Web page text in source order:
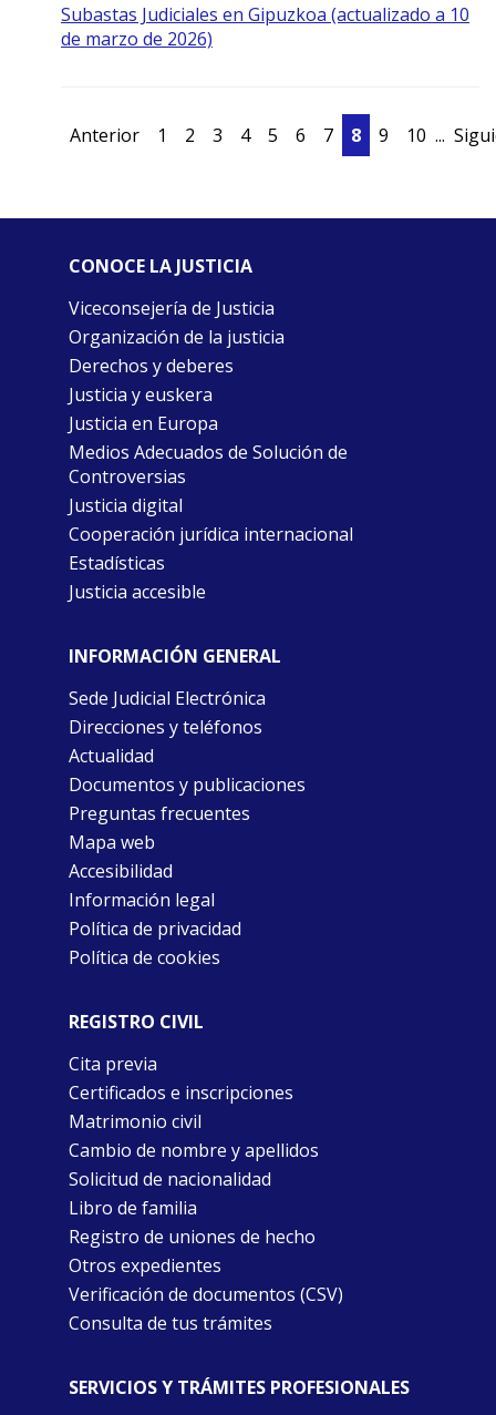
Subastas Judiciales en Gipuzkoa (actualizado a 10
de marzo de 2026)
Anterior 1 2 3 4 5 6 7 8 9 10 ...
CONOCE LA JUSTICIA
Viceconsejería de Justicia
Organización de la justicia
Derechos y deberes
Justicia y euskera
Justicia en Europa
Medios Adecuados de Solución de
Controversias
Justicia digital
Cooperación jurídica internacional
Estadísticas
Justicia accesible
INFORMACIÓN GENERAL
Sede Judicial Electrónica
Direcciones y teléfonos
Actualidad
Documentos y publicaciones
Preguntas frecuentes
Mapa web
Accesibilidad
Información legal
Política de privacidad
Política de cookies
REGISTRO CIVIL
Cita previa
Certificados e inscripciones
Matrimonio civil
Cambio de nombre y apellidos
Solicitud de nacionalidad
Libro de familia
Registro de uniones de hecho
Otros expedientes
Verificación de documentos (CSV)
Consulta de tus trámites
SERVICIOS Y TRÁMITES PROFESIONALES